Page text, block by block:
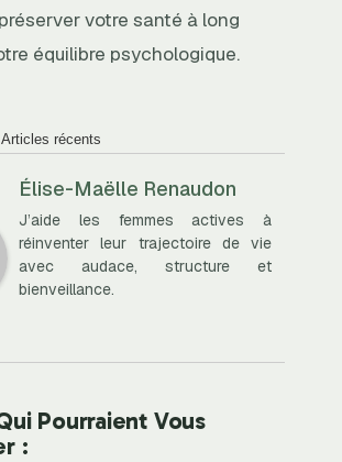
votre santé à long
équilibre psychologique.
Articles récents
Élise-Maëlle Renaudon
J’aide les femmes actives à
réinventer leur trajectoire de vie
avec audace, structure et
bienveillance.
Pourraient Vous
: